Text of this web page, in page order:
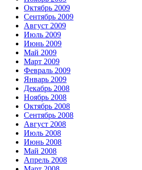
Октябрь 2009
Сентябрь 2009
Август 2009
Июль 2009
Июнь 2009
Май 2009
Март 2009
Февраль 2009
Январь 2009
Декабрь 2008
Ноябрь 2008
Октябрь 2008
Сентябрь 2008
Август 2008
Июль 2008
Июнь 2008
Май 2008
Апрель 2008